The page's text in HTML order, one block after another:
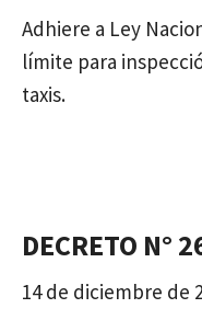
Adhiere a Ley
límite para
taxis.
DECRETO N°
14 de diciembre de